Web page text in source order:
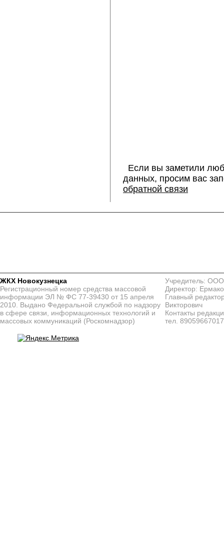
Если вы заметили
данных, просим вас
обратной связи
ЖКХ Новокузнецка
Регистрационный номер средства массовой
информации ЭЛ № ФС 77-39430 от 15 апреля
2010. Выдано Федеральной службой по надзору
в сфере связи, информационных технологий и
массовых коммуникаций (Роскомнадзор)
Учредитель:
Директор:
Главный
Викторович
Контакты
тел. 89059667017